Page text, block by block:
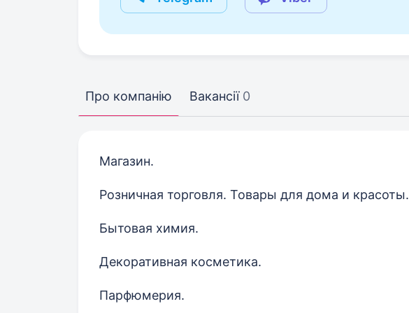
Про компанію Вакансії 0
Магазин.
Розничная торговля. Товары для дома и красоты.
Бытовая химия.
Декоративная косметика.
Парфюмерия.